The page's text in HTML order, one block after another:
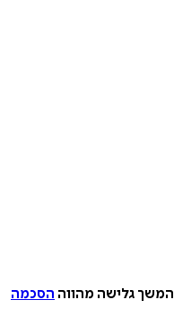
המשך גלישה מהווה הסכמה